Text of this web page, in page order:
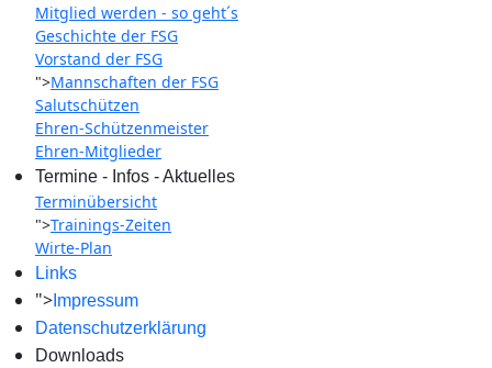
Mitglied werden - so geht´s
Geschichte der FSG
Vorstand der FSG
">Mannschaften der FSG
Salutschützen
Ehren-Schützenmeister
Ehren-Mitglieder
Termine - Infos - Aktuelles
Terminübersicht
">Trainings-Zeiten
Wirte-Plan
Links
"> Impressum
Datenschutzerklärung
Downloads